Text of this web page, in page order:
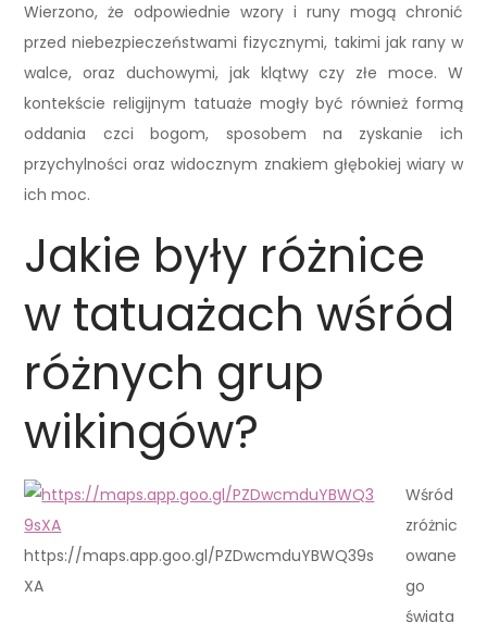
Wierzono, że odpowiednie wzory i runy mogą chronić
przed niebezpieczeństwami fizycznymi, takimi jak rany w
walce, oraz duchowymi, jak klątwy czy złe moce. W
kontekście religijnym tatuaże mogły być również formą
oddania czci bogom, sposobem na zyskanie ich
przychylności oraz widocznym znakiem głębokiej wiary w
ich moc.
Jakie były różnice
w tatuażach wśród
różnych grup
wikingów?
https://maps.app.goo.gl/PZDwcmduYBWQ39s
XA
Wśród
zróżnic
owane
go
świata